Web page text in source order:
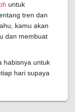
untuk
tren dan
kamu akan
dan membuat
habisnya untuk
hari supaya